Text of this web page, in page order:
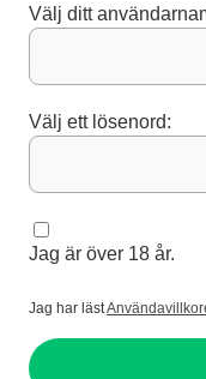
Välj ditt
Välj ett lösenord:
Jag är över 18 år.
Jag har läst